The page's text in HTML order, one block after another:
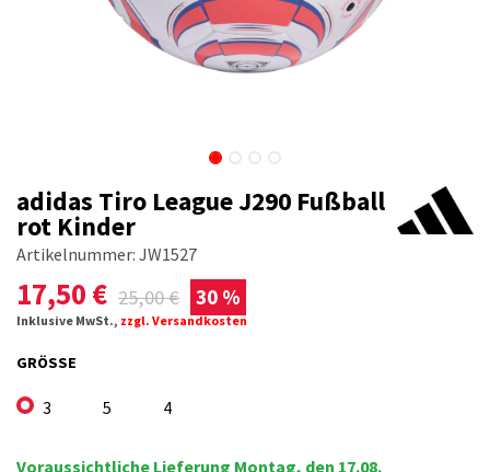
adidas Tiro League J290 Fußball
rot Kinder
Artikelnummer: JW1527
17,50 € 25,00€ 30 %
Inklusive MwSt., zzgl. Versandkosten
GRÖSSE
3 5 4
Voraussichtliche Lieferung Montag, den 17.08.